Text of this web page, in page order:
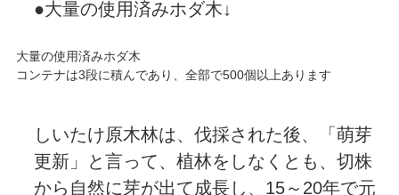
●大量の使用済みホダ木↓
大量の使用済みホダ木
コンテナは3段に積んであり、全部で500個以上あります
しいたけ原木林は、伐採された後、「萌芽
更新」と言って、植林をしなくとも、切株
から自然に芽が出て成長し、15～20年で元